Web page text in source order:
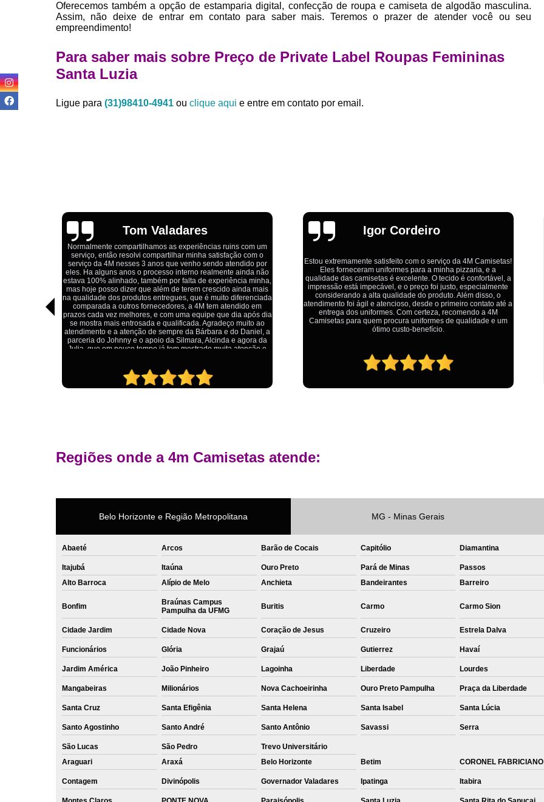
Estamparia Têxtil Digital
Fabrica
Private Label Camisetas Streetwear Goiás
Private Label Moda Fitness Mato
Private Label Roupas Femininas Recife
Private Label Têxtil Moda Infantil Brasília
Private Label
Private Label
Private Label Camisetas T-
Oferecemos também a opção de estamparia digital, confecção de roupa e camiseta de algodão masculina.
Assim, não deixe de entrar em contato para saber mais. Teremos o prazer de atender você ou seu
empreendimento!
Para saber mais sobre Preço de Private Label Roupas Femininas
Santa Luzia
Ligue para (31)98410-4941 ou clique aqui e entre em contato por email.
Igor Cordeiro
Estou extremamente satisfeito com o serviço da 4M Camisetas!
Eles forneceram uniformes para a minha pizzaria, e a
qualidade das camisetas é excelente. O tecido é confortável, a
impressão está impecável, e o preço foi justo, especialmente
considerando a alta qualidade do produto. Além disso, o
atendimento foi ágil e atencioso, desde o primeiro contato até a
entrega dos uniformes. Com certeza, recomendo a 4M
Camisetas para quem procura uniformes de qualidade e um
ótimo custo-benefício.
Emília
Ótimo atendimento,todos muito educados, prestativos e que
colocam o cliente em primeiro lugar. Qualquer lugar tem
problemas,isso é fato, mas aqui na 4M tudo é resolvido com
calma e de forma que todos saem ganhando no final.
Regiões onde a 4m Camisetas atende:
Belo Horizonte e Região Metropolitana MG - Minas Gerais
Abaeté Arcos Barão de Cocais Capitólio Diamantina
Itajubá Itaúna Ouro Preto Pará de Minas Passos
Alto Barroca
Alípio de Melo Anchieta Bandeirantes Barreiro
Bonfim
Braúnas Campus
Pampulha da UFMG
Buritis Carmo Carmo Sion
Cidade Jardim Cidade Nova Coração de Jesus Cruzeiro Estrela Dalva
Funcionários Glória Grajaú Gutierrez Havaí
Jardim América João Pinheiro Lagoinha Liberdade Lourdes
Mangabeiras Milionários Nova Cachoeirinha Ouro Preto Pampulha Praça da Liberdade
Santa Cruz Santa Efigênia Santa Helena Santa Isabel Santa Lúcia
Santo Agostinho Santo André Santo Antônio Savassi Serra
São Lucas São Pedro
Trevo Universitário
Araguari
Araxá Belo Horizonte Betim CORONEL FABRICIANO
Contagem Divinópolis Governador Valadares Ipatinga Itabira